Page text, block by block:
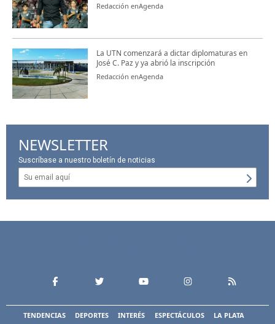
Redacción enAgenda
La UTN comenzará a dictar diplomaturas en
José C. Paz y ya abrió la inscripción
Redacción enAgenda
NEWSLETTER
Suscríbase a nuestro boletín de noticias
TENDENCIAS DEPORTES INTERÉS ESPECTÁCULOS LA PLATA